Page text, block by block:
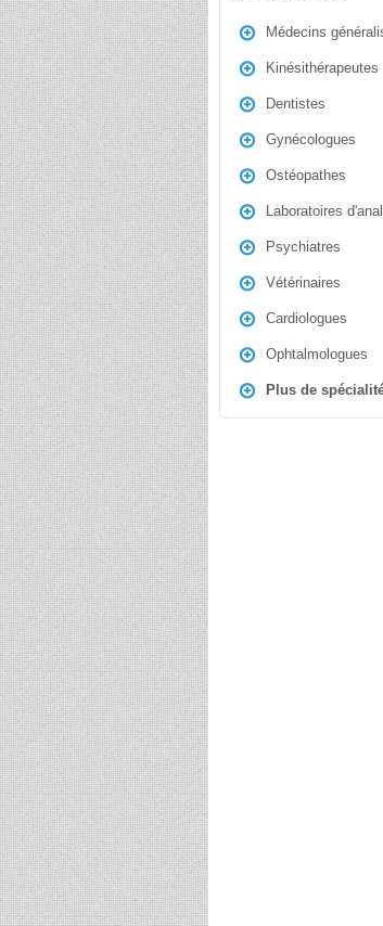
Médecins
Kinésithérapeutes
Dentistes
Gynécologues
Ostéopathes
Laboratoires
Psychiatres
Vétérinaires
Cardiologues
Ophtalmologues
Plus de